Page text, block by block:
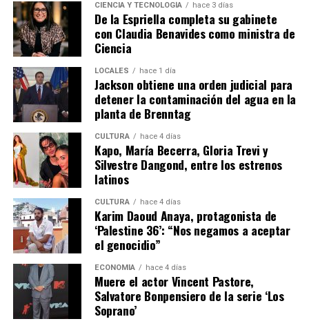
CIENCIA Y TECNOLOGÍA hace 3 días
De la Espriella completa su gabinete
con Claudia Benavides como ministra de
Ciencia
LOCALES hace 1 día
Jackson obtiene una orden judicial para
detener la contaminación del agua en la
planta de Brenntag
CULTURA hace 4 días
Kapo, María Becerra, Gloria Trevi y
Silvestre Dangond, entre los estrenos
latinos
CULTURA hace 4 días
Karim Daoud Anaya, protagonista de
‘Palestine 36’: “Nos negamos a aceptar
el genocidio”
ECONOMÍA hace 4 días
Muere el actor Vincent Pastore,
Salvatore Bonpensiero de la serie ‘Los
Soprano’